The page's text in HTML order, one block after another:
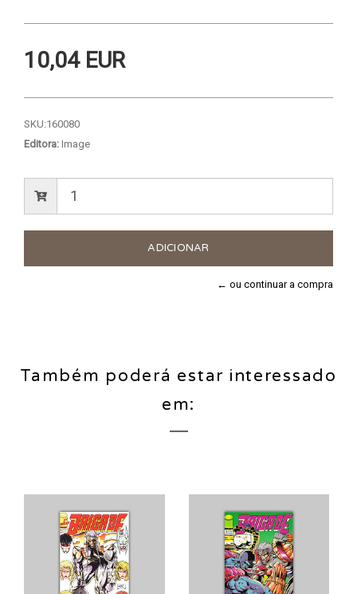
10,04 EUR
SKU:160080
Editora: Image
← ou continuar a compra
Também poderá estar interessado
em: